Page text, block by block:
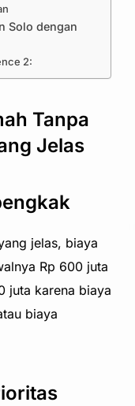
Solo dengan
2:
Tanpa
Jelas
jelas, biaya
Rp 600 juta
juta karena biaya
biaya